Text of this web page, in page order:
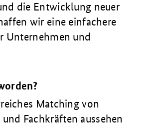
die Entwicklung neuer
wir eine einfachere
Unternehmen und
Matching von
Fachkräften aussehen